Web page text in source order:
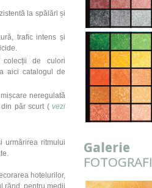
la spălări și
trafic intens și
de culori
aici catalogul de
neregulată
păr scurt ( vezi
urmărirea ritmului
hotelurilor,
Galerie